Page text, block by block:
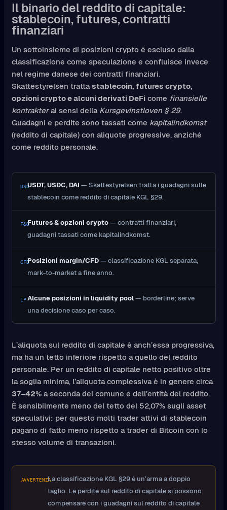
Il binario del reddito di capitale:
stablecoin, futures, contratti
finanziari
Un sottoinsieme di posizioni crypto è escluso dalla
classificazione come speculazione e confluisce invece
nel regime danese dei contratti finanziari.
Skattestyrelsen tratta stablecoin, futures crypto,
opzioni crypto e alcuni derivati DeFicome finansielle
kontrakterai sensi della Kursgevinstloven § 29.
Guadagni e perdite sono tassati come kapitalindkomst
(reddito di capitale) con aliquote progressive, anziché
come reddito personale.
USDUSDT, USDC, DAI — Skattestyrelsen tratta i guadagni sulle
stablecoin come reddito di capitale KGL §29.
F&OFutures & opzioni crypto— contratti finanziari;
guadagni tassati come kapitalindkomst.
CFDPosizioni margin/CFD— classificazione KGL separata;
mark-to-market a fine anno.
LPAlcune posizioni in liquidity pool— borderline; serve
una decisione caso per caso.
L’aliquota sul reddito di capitale è anch’essa progressiva,
ma ha un tetto inferiore rispetto a quello del reddito
personale. Per un reddito di capitale netto positivo oltre
la soglia minima, l’aliquota complessiva è in genere circa
37–42%a seconda del comune e dell’entità del reddito.
È sensibilmente meno del tetto del 52,07% sugli asset
speculativi: per questo molti trader attivi di stablecoin
pagano di fatto meno rispetto a trader di Bitcoin con lo
stesso volume di transazioni.
AVVERTENZALa classificazione KGL §29 è un’arma a doppio
taglio. Le perdite sul reddito di capitale si possono
compensare con i guadagni sul reddito di capitale